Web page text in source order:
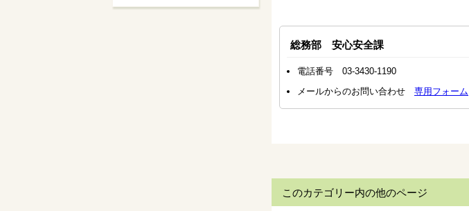
総務部 安心安全課
電話番号 03-3430-1190
メールからのお問い合わせ 専用フォーム
このカテゴリー内の他のページ